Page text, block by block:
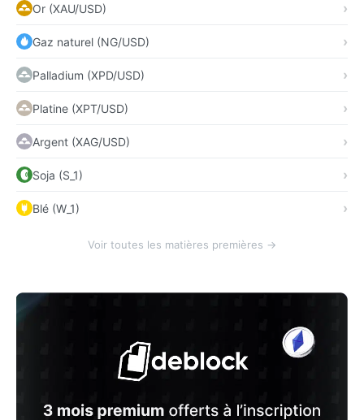
Or (XAU/USD)
Gaz naturel (NG/USD)
Palladium (XPD/USD)
Platine (XPT/USD)
Argent (XAG/USD)
Soja (S_1)
Blé (W_1)
Voir toutes les matières premières →